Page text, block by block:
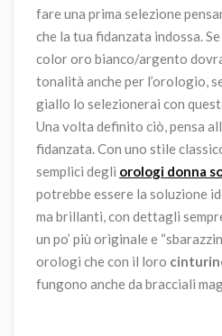
fare una prima selezione
che la tua fidanzata indossa.
color oro bianco/argento
tonalità anche per l’orologio,
giallo lo selezionerai con
Una volta definito ciò, pensa
fidanzata. Con uno stile
semplici degli orologi donna
potrebbe essere la soluzione
ma brillanti, con dettagli
un po’ più originale e
orologi che con il loro
fungono anche da bracciali